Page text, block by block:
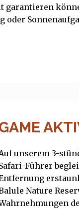
garantieren
unserem 3-
Führer
Nature